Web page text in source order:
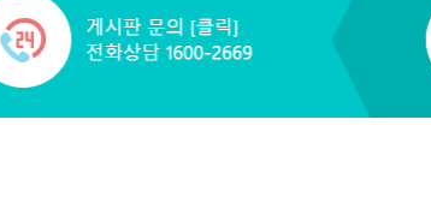
1,287,000원
BEST